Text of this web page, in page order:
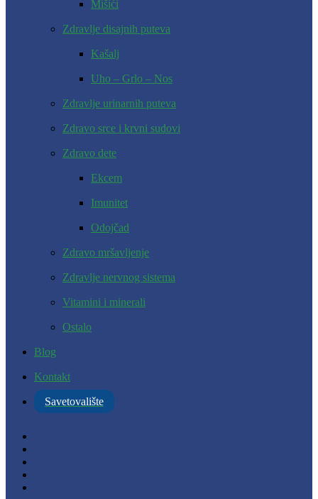
Mišići
Zdravlje disajnih puteva
Kašalj
Uho – Grlo – Nos
Zdravlje urinarnih puteva
Zdravo srce i krvni sudovi
Zdravo dete
Ekcem
Imunitet
Odojčad
Zdravo mršavljenje
Zdravlje nervnog sistema
Vitamini i minerali
Ostalo
Blog
Kontakt
Savetovalište